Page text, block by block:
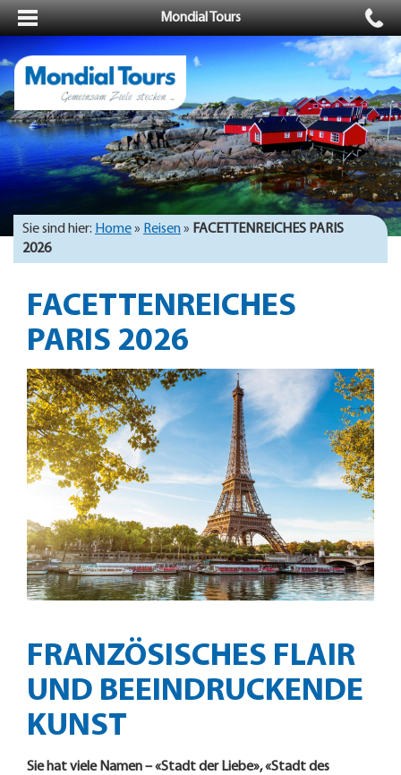
Mondial Tours
Sie sind hier: Home» Reisen» FACETTENREICHES PARIS
2026
FACETTENREICHES
PARIS 2026
FRANZÖSISCHES FLAIR
UND BEEINDRUCKENDE
KUNST
Sie hat viele Namen – «Stadt der Liebe», «Stadt des